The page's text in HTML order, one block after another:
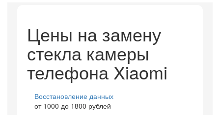
Цены на замену
стекла камеры
телефона Xiaomi
Восстановление данных
от 1000 до 1800 рублей